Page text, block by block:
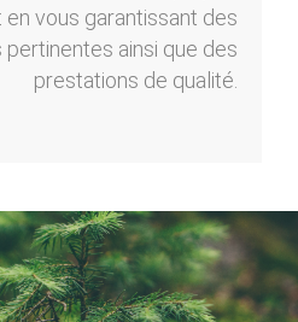
en vous garantissant des
pertinentes ainsi que des
prestations de qualité.